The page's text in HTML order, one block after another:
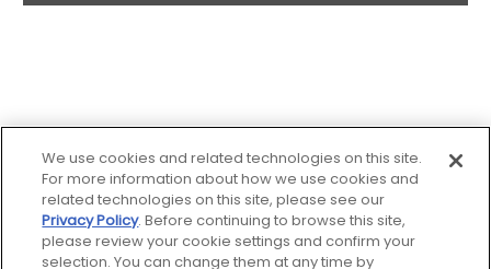
网站地图
We use cookies and related technologies on this site.
For more information about how we use cookies and
related technologies on this site, please see our
Privacy Policy. Before continuing to browse this site,
please review your cookie settings and confirm your
selection. You can change them at any time by